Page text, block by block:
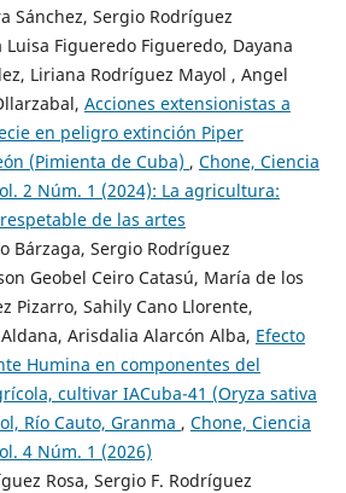
Sánchez, Sergio Rodríguez
Luisa Figueredo Figueredo, Dayana
Liriana Rodríguez Mayol , Angel
Acciones extensionistas a
en peligro extinción Piper
(Pimienta de Cuba) , Chone, Ciencia
2 Núm. 1 (2024): La agricultura:
de las artes
Bárzaga, Sergio Rodríguez
Geobel Ceiro Catasú, María de los
Pizarro, Sahily Cano Llorente,
Arisdalia Alarcón Alba, Efecto
Humina en componentes del
cultivar IACuba-41 (Oryza sativa
Río Cauto, Granma , Chone, Ciencia
4 Núm. 1 (2026)
Rosa, Sergio F. Rodríguez